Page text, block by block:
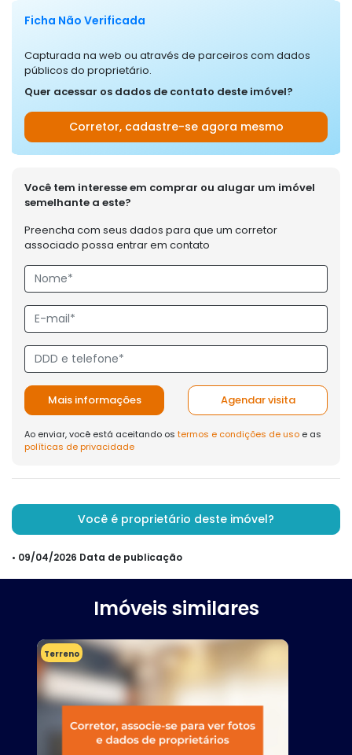
Ficha Não Verificada
Capturada na web ou através de parceiros com dados
públicos do proprietário.
Quer acessar os dados de contato deste imóvel?
Corretor, cadastre-se agora mesmo
Você tem interesse em comprar ou alugar um imóvel
semelhante a este?
Preencha com seus dados para que um corretor
associado possa entrar em contato
Mais informações Agendar visita
Ao enviar, você está aceitando os termos e condições de uso e as
políticas de privacidade
Você é proprietário deste imóvel?
• 09/04/2026 Data de publicação
Imóveis similares
Terreno